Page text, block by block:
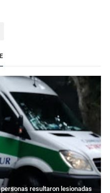
resultaron lesionadas